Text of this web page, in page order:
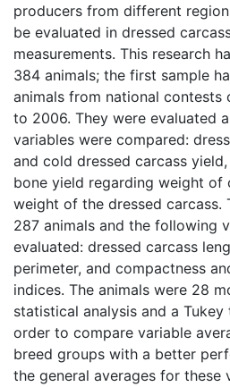
producers from different
be evaluated in dressed
measurements. This research
384 animals; the first sample
animals from national contests
to 2006. They were evaluated
variables were compared:
and cold dressed carcass
bone yield regarding weight of
weight of the dressed carcass.
287 animals and the following
evaluated: dressed carcass
perimeter, and compactness
indices. The animals were 28
statistical analysis and a
order to compare variable
breed groups with a better
the general averages for these